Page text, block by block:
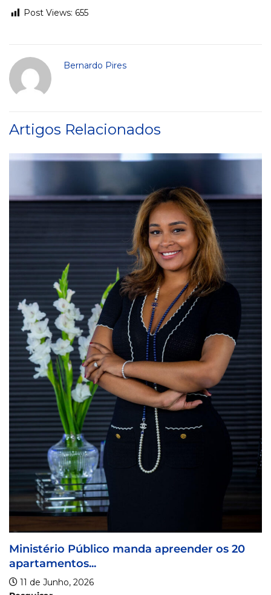
Post Views: 655
Bernardo Pires
Artigos Relacionados
manda apreender os 20
Tribunal da
5 de Junho,